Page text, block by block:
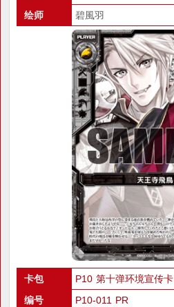
绘师
碧風羽
卡包
P10 第十弹环境宣传卡
编号
P10-011 PR